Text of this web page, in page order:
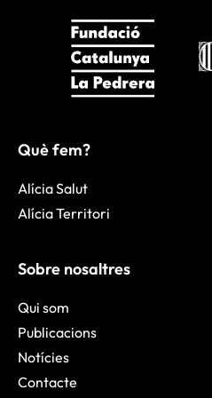
Què fem?
Alícia Salut
Alícia Territori
Sobre nosaltres
Qui som
Publicacions
Notícies
Contacte